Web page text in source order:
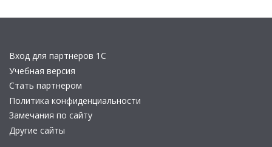
Вход для партнеров 1С
Учебная версия
Стать партнером
Политика конфиденциальности
Замечания по сайту
Другие сайты